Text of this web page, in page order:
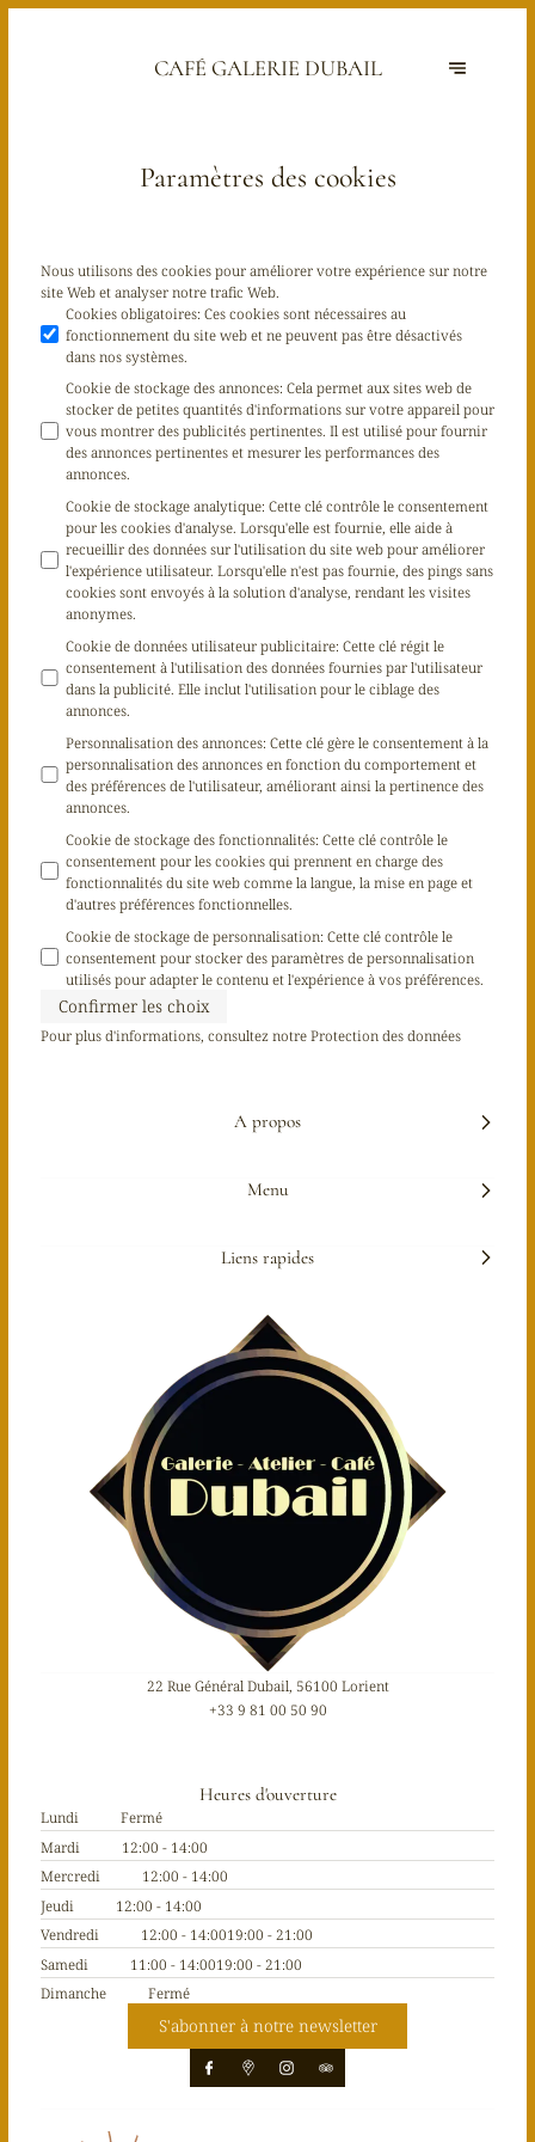
CAFÉ GALERIE DUBAIL
Paramètres des cookies
Nous utilisons des cookies pour améliorer votre expérience sur notre
site Web et analyser notre trafic Web.
Cookies obligatoires: Ces cookies sont nécessaires au
fonctionnement du site web et ne peuvent pas être désactivés
dans nos systèmes.
Cookie de stockage des annonces: Cela permet aux sites web de
stocker de petites quantités d'informations sur votre appareil pour
vous montrer des publicités pertinentes. Il est utilisé pour fournir
des annonces pertinentes et mesurer les performances des
annonces.
Cookie de stockage analytique: Cette clé contrôle le consentement
pour les cookies d'analyse. Lorsqu'elle est fournie, elle aide à
recueillir des données sur l'utilisation du site web pour améliorer
l'expérience utilisateur. Lorsqu'elle n'est pas fournie, des pings sans
cookies sont envoyés à la solution d'analyse, rendant les visites
anonymes.
Cookie de données utilisateur publicitaire: Cette clé régit le
consentement à l'utilisation des données fournies par l'utilisateur
dans la publicité. Elle inclut l'utilisation pour le ciblage des
annonces.
Personnalisation des annonces: Cette clé gère le consentement à la
personnalisation des annonces en fonction du comportement et
des préférences de l'utilisateur, améliorant ainsi la pertinence des
annonces.
Cookie de stockage des fonctionnalités: Cette clé contrôle le
consentement pour les cookies qui prennent en charge des
fonctionnalités du site web comme la langue, la mise en page et
d'autres préférences fonctionnelles.
Cookie de stockage de personnalisation: Cette clé contrôle le
consentement pour stocker des paramètres de personnalisation
utilisés pour adapter le contenu et l'expérience à vos préférences.
Confirmer les choix
Pour plus d'informations, consultez notreProtection des données
A propos
Menu
Liens rapides
22 Rue Général Dubail, 56100 Lorient
+33 9 81 00 50 90
Heures d'ouverture
Lundi
Fermé
Mardi
12:00 - 14:00
Mercredi
12:00 - 14:00
Jeudi
12:00 - 14:00
Vendredi
12:00 - 14:0019:00 - 21:00
Samedi
11:00 - 14:0019:00 - 21:00
Dimanche
Fermé
S'abonner à notre newsletter